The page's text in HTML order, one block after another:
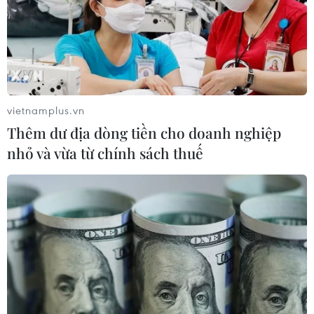
Hà Nội: Xử lý dứt điểm 3 vụ việc vi
phạm tại hồ Đồng Đò trước 30/9
09/08/2026 12:49
Quảng Trị: Mưa lớn gây ngập cục bộ,
tiềm ẩn nguy cơ lũ quét, sạt lở đất
09/08/2026 09:37
Từ 10-11/8, Bắc Bộ và Trung Bộ có
nơi nắng nóng gay gắt trên 37 độ C
09/08/2026 07:57
vietnamplus.vn
Thêm dư địa dòng tiền cho doanh nghiệp
nhỏ và vừa từ chính sách thuế